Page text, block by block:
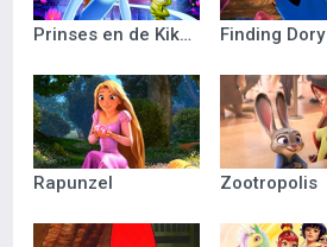
Prinses en de Kikker Finding Dory
Rapunzel Zootropolis